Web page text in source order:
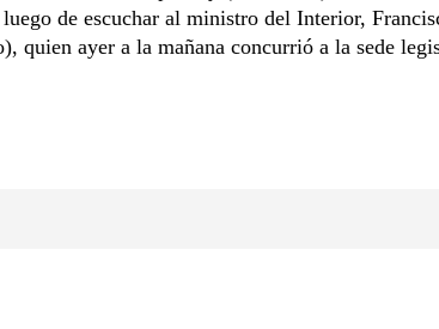
de escuchar al ministro del Interior,
quien ayer a la mañana concurrió a la sede